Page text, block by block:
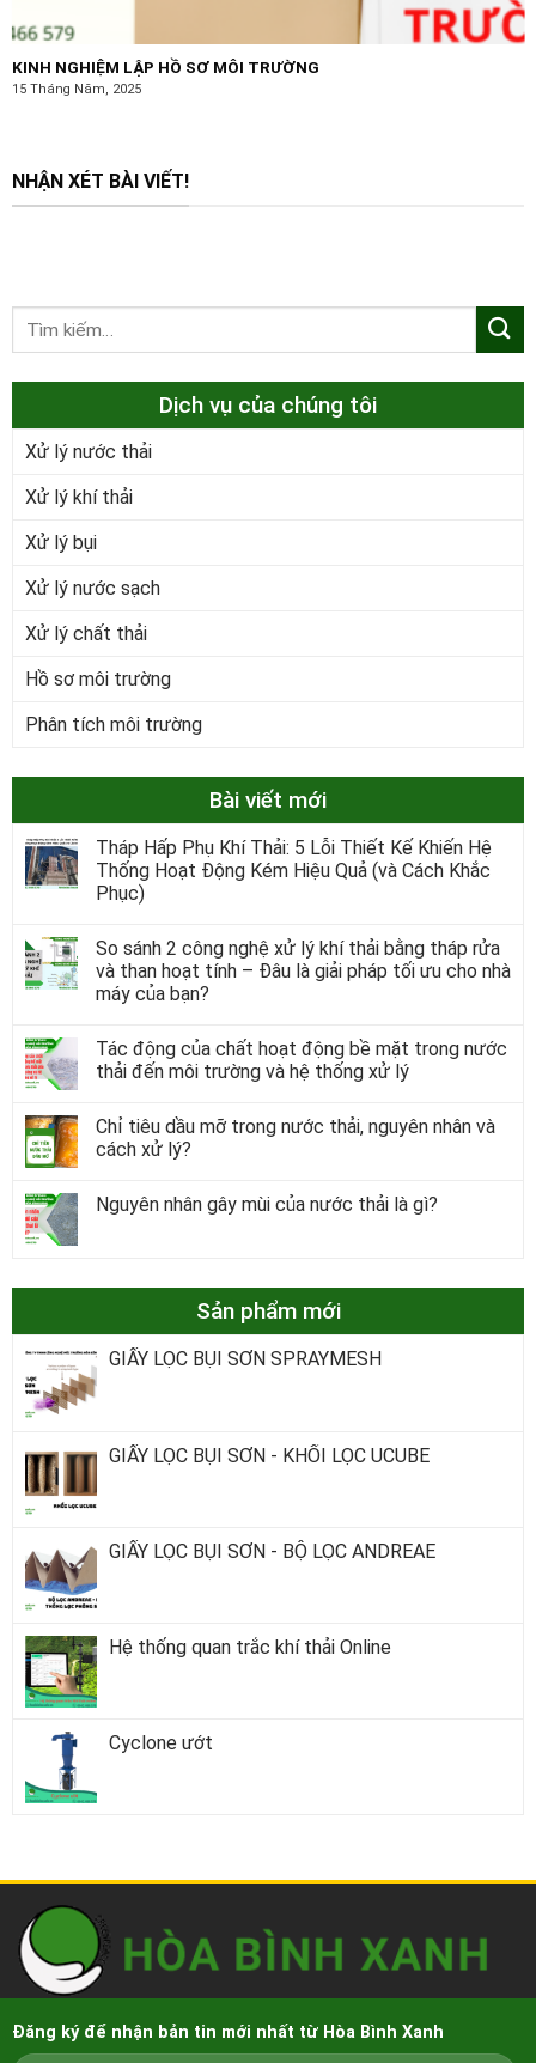
KINH NGHIỆM LẬP HỒ SƠ MÔI TRƯỜNG
15 Tháng Năm, 2025
NHẬN XÉT BÀI VIẾT!
Dịch vụ của chúng tôi
Xử lý nước thải
Xử lý khí thải
Xử lý bụi
Xử lý nước sạch
Xử lý chất thải
Hồ sơ môi trường
Phân tích môi trường
Bài viết mới
Tháp Hấp Phụ Khí Thải: 5 Lỗi Thiết Kế Khiến Hệ
Thống Hoạt Động Kém Hiệu Quả (và Cách Khắc
Phục)
So sánh 2 công nghệ xử lý khí thải bằng tháp rửa
và than hoạt tính – Đâu là giải pháp tối ưu cho nhà
máy của bạn?
Tác động của chất hoạt động bề mặt trong nước
thải đến môi trường và hệ thống xử lý
Chỉ tiêu dầu mỡ trong nước thải, nguyên nhân và
cách xử lý?
Nguyên nhân gây mùi của nước thải là gì?
Sản phẩm mới
GIẤY LỌC BỤI SƠN SPRAYMESH
GIẤY LỌC BỤI SƠN - KHỐI LỌC UCUBE
GIẤY LỌC BỤI SƠN - BỘ LỌC ANDREAE
Hệ thống quan trắc khí thải Online
Cyclone ướt
Đăng ký để nhận bản tin mới nhất từ Hòa Bình Xanh